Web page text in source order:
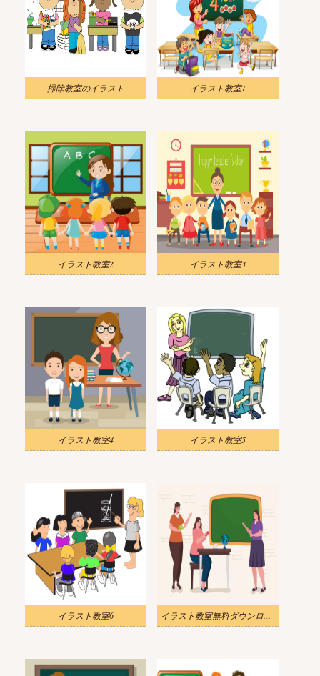
掃除教室のイラスト イラスト教室1
イラスト教室2 イラスト教室3
イラスト教室4 イラスト教室5
イラスト教室6 イラスト教室無料ダウンロード